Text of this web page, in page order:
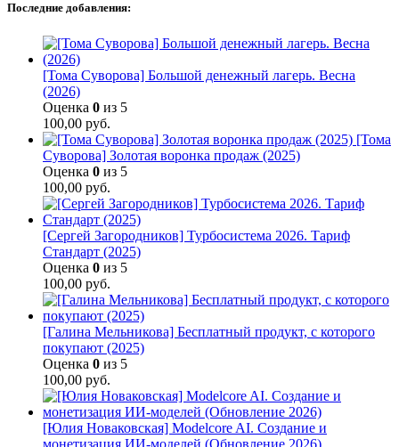
Последние добавления:
[Тома Суворова] Большой денежный лагерь. Весна
(2026)
Оценка 0 из 5
100,00 руб.
[Тома
Суворова] Золотая воронка продаж (2025)
Оценка 0 из 5
100,00 руб.
[Сергей Загородников] Турбосистема 2026. Тариф
Стандарт (2025)
Оценка 0 из 5
100,00 руб.
[Галина Мельникова] Бесплатный продукт, с которого
покупают (2025)
Оценка 0 из 5
100,00 руб.
[Юлия Новаковская] Modelcore AI. Создание и
монетизация ИИ-моделей (Обновление 2026)